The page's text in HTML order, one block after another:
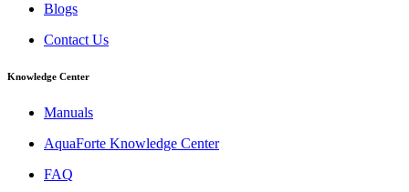
Blogs
Contact Us
Knowledge Center
Manuals
AquaForte Knowledge Center
FAQ